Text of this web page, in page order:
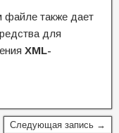
файле также дает
для
XML-
Следующая запись →